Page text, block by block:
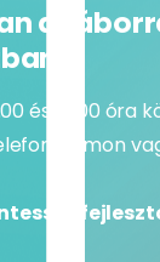
a
és 18:00 óra